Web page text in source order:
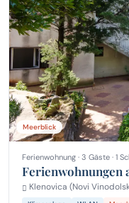
Meerblick
Ferienwohnung · 3 Gäste · 1
Ferienwohnungen
Klenovica (Novi